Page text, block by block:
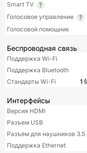
Smart TV
Голосовое управление
Голосовой помощник
Беспроводная связь
Поддержка Wi-Fi
Поддержка Bluetooth
Стандарты Wi-Fi
1
Интерфейсы
Версия HDMI
Разъем USB
Разъем для наушников
Поддержка Ethernet